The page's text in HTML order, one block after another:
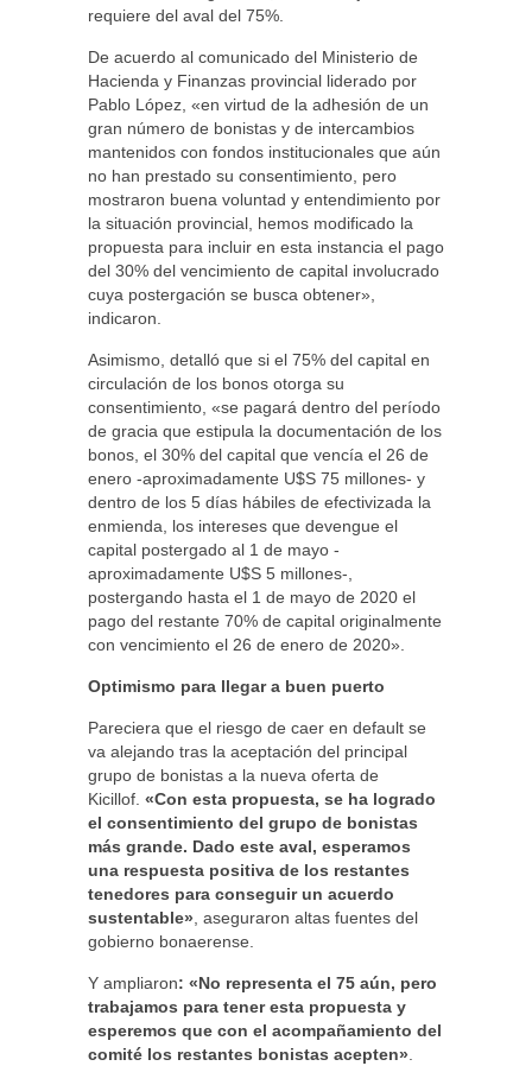
requiere del aval del 75%.
De acuerdo al comunicado del Ministerio de
Hacienda y Finanzas provincial liderado por
Pablo López, «en virtud de la adhesión de un
gran número de bonistas y de intercambios
mantenidos con fondos institucionales que aún
no han prestado su consentimiento, pero
mostraron buena voluntad y entendimiento por
la situación provincial, hemos modificado la
propuesta para incluir en esta instancia el pago
del 30% del vencimiento de capital involucrado
cuya postergación se busca obtener»,
indicaron.
Asimismo, detalló que si el 75% del capital en
circulación de los bonos otorga su
consentimiento, «se pagará dentro del período
de gracia que estipula la documentación de los
bonos, el 30% del capital que vencía el 26 de
enero -aproximadamente U$S 75 millones- y
dentro de los 5 días hábiles de efectivizada la
enmienda, los intereses que devengue el
capital postergado al 1 de mayo -
aproximadamente U$S 5 millones-,
postergando hasta el 1 de mayo de 2020 el
pago del restante 70% de capital originalmente
con vencimiento el 26 de enero de 2020».
Optimismo para llegar a buen puerto
Pareciera que el riesgo de caer en default se
va alejando tras la aceptación del principal
grupo de bonistas a la nueva oferta de
Kicillof. «Con esta propuesta, se ha logrado
el consentimiento del grupo de bonistas
más grande. Dado este aval, esperamos
una respuesta positiva de los restantes
tenedores para conseguir un acuerdo
sustentable» , aseguraron altas fuentes del
gobierno bonaerense.
Y ampliaron: «No representa el 75 aún, pero
trabajamos para tener esta propuesta y
esperemos que con el acompañamiento del
comité los restantes bonistas acepten»